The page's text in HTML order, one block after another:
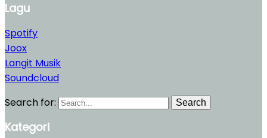
Lagu
Spotify
Joox
Langit Musik
Soundcloud
Search for:
Search
Kategori